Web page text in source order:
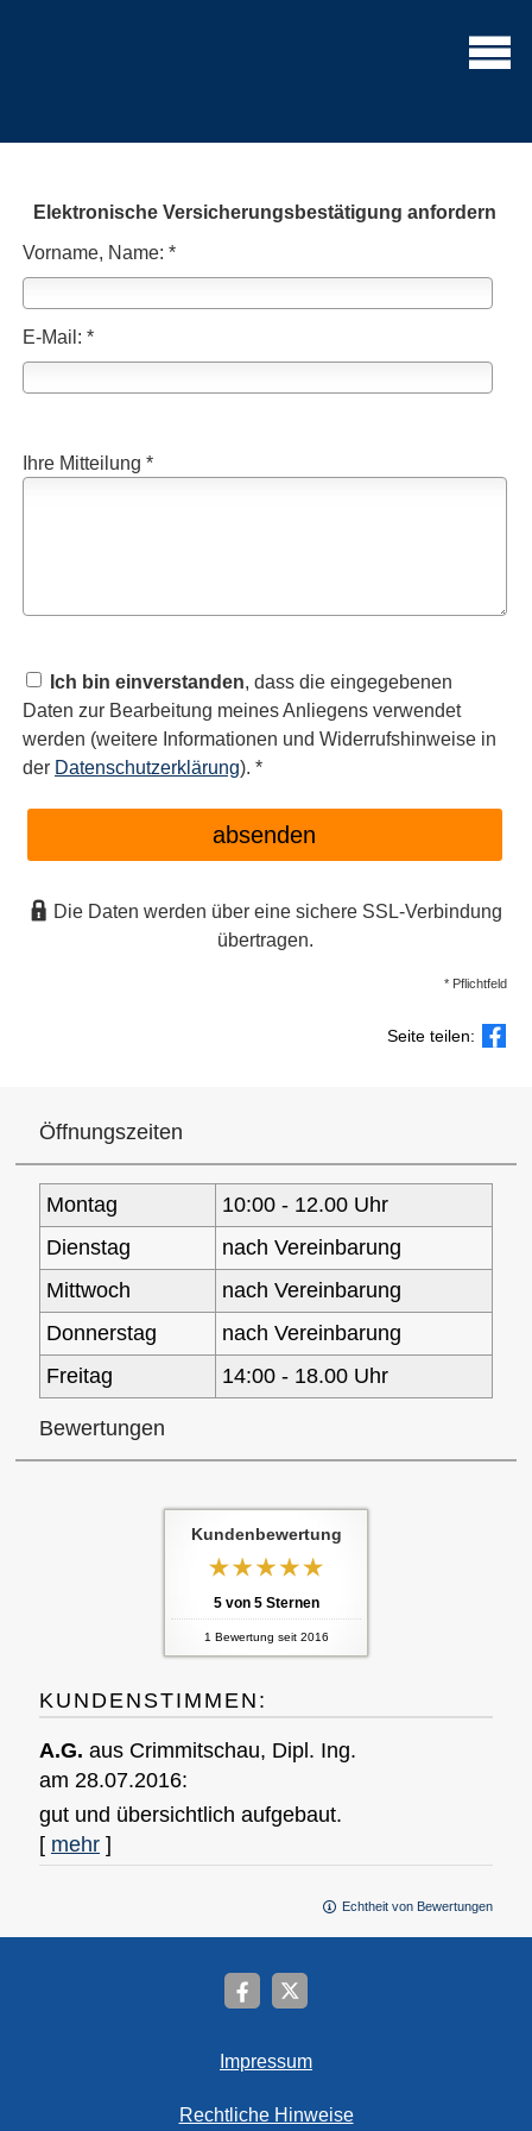
Elektronische Versicherungsbestätigung anfordern
Vorname, Name: *
E-Mail: *
Ihre Mitteilung *
Ich bin einverstanden, dass die eingegebenen
Daten zur Bearbeitung meines Anliegens verwendet
werden (weitere Informationen und Widerrufshinweise in
der Datenschutzerklärung). *
absenden
Die Daten werden über eine sichere SSL-Verbindung
übertragen.
* Pflichtfeld
Seite teilen:
Öffnungszeiten
Montag
10:00 - 12.00 Uhr
Dienstag
nach Vereinbarung
Mittwoch
nach Vereinbarung
Donnerstag
nach Vereinbarung
Freitag
14:00 - 18.00 Uhr
Bewertungen
Kundenbewertung
5von 5Sternen
1 Bewertung seit 2016
KUNDENSTIMMEN:
A.G. aus Crimmitschau, Dipl. Ing.
am 28.07.2016:
gut und übersichtlich aufgebaut.
[ mehr ]
Echtheit von Bewertungen
Impressum
Rechtliche Hinweise